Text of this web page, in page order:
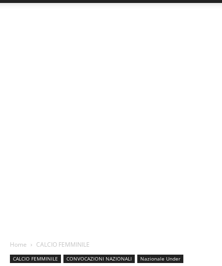
Home CALCIO FEMMINILE
CALCIO FEMMINILE CONVOCAZIONI NAZIONALI Nazionale Under